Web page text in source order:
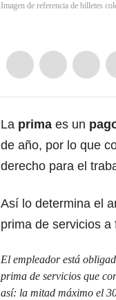
Imagen de referencia de billetes
La prima es un
de año, por lo que
derecho para el
Así lo determina el
prima de servicios
El empleador está
prima de servicios que
así: la mitad máximo el